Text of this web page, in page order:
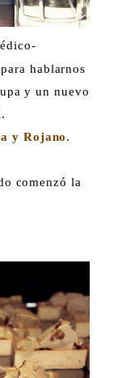
hablarnos
y un nuevo
y Rojano.
comenzó la